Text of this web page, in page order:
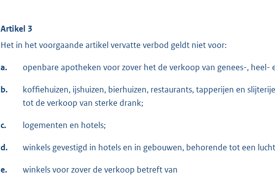
Artikel 3
Het in het voorgaande artikel vervatte verbod geldt niet voor:
a. openbare apotheken voor zover het de verkoop van genees-,
b.
koffiehuizen, ijshuizen, bierhuizen, restaurants, tapperijen en
tot de verkoop van sterke drank;
c. logementen en hotels;
d. winkels gevestigd in hotels en in gebouwen, behorende tot een
e. winkels voor zover de verkoop betreft van